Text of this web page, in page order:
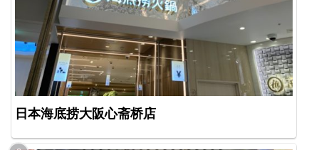
日本海底捞大阪心斋桥店